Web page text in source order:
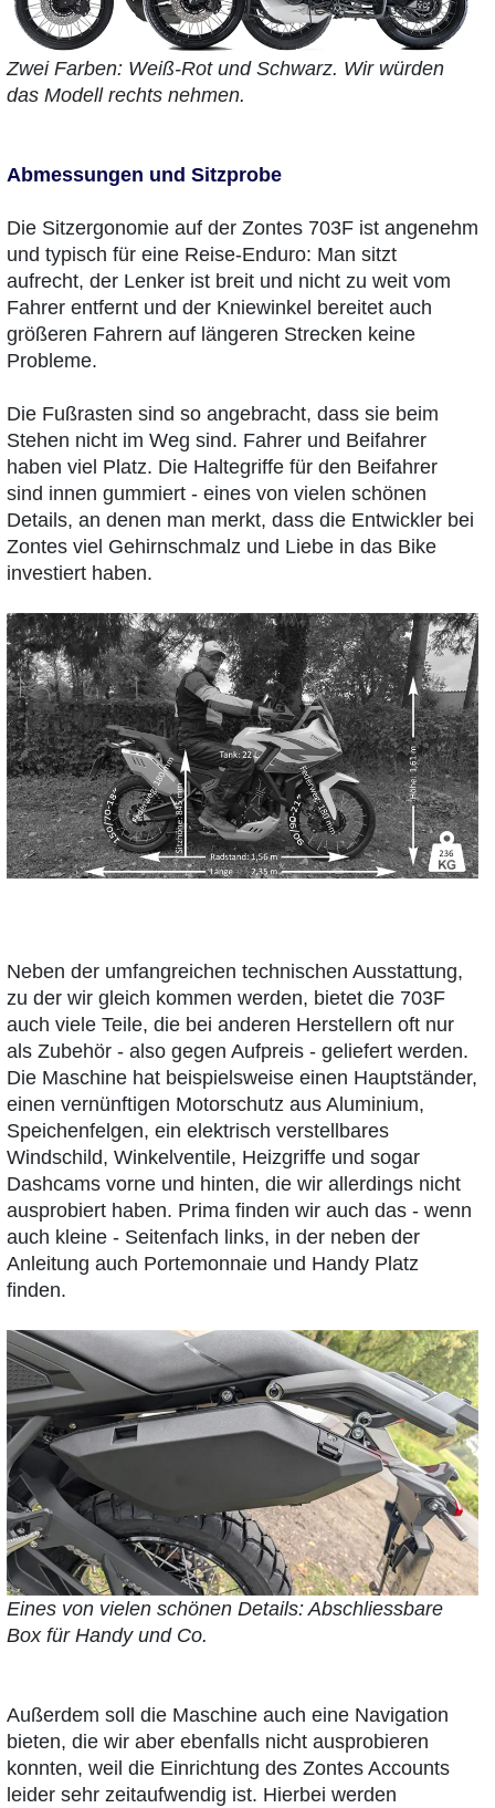
Zwei Farben: Weiß-Rot und Schwarz. Wir würden
das Modell rechts nehmen.
Abmessungen und Sitzprobe
Die Sitzergonomie auf der Zontes 703F ist angenehm
und typisch für eine Reise-Enduro: Man sitzt
aufrecht, der Lenker ist breit und nicht zu weit vom
Fahrer entfernt und der Kniewinkel bereitet auch
größeren Fahrern auf längeren Strecken keine
Probleme.
Die Fußrasten sind so angebracht, dass sie beim
Stehen nicht im Weg sind. Fahrer und Beifahrer
haben viel Platz. Die Haltegriffe für den Beifahrer
sind innen gummiert - eines von vielen schönen
Details, an denen man merkt, dass die Entwickler bei
Zontes viel Gehirnschmalz und Liebe in das Bike
investiert haben.
Neben der umfangreichen technischen Ausstattung,
zu der wir gleich kommen werden, bietet die 703F
auch viele Teile, die bei anderen Herstellern oft nur
als Zubehör - also gegen Aufpreis - geliefert werden.
Die Maschine hat beispielsweise einen Hauptständer,
einen vernünftigen Motorschutz aus Aluminium,
Speichenfelgen, ein elektrisch verstellbares
Windschild, Winkelventile, Heizgriffe und sogar
Dashcams vorne und hinten, die wir allerdings nicht
ausprobiert haben. Prima finden wir auch das - wenn
auch kleine - Seitenfach links, in der neben der
Anleitung auch Portemonnaie und Handy Platz
finden.
Eines von vielen schönen Details: Abschliessbare
Box für Handy und Co.
Außerdem soll die Maschine auch eine Navigation
bieten, die wir aber ebenfalls nicht ausprobieren
konnten, weil die Einrichtung des Zontes Accounts
leider sehr zeitaufwendig ist. Hierbei werden